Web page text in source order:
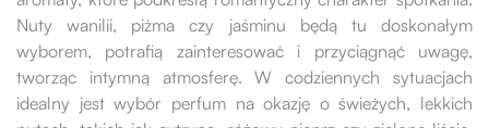
Nuty wanilii, piżma czy jaśminu będą tu doskonałym
wyborem, potrafią zainteresować i przyciągnąć uwagę,
tworząc intymną atmosferę. W codziennych sytuacjach
idealny jest wybór perfum na okazję o świeżych, lekkich